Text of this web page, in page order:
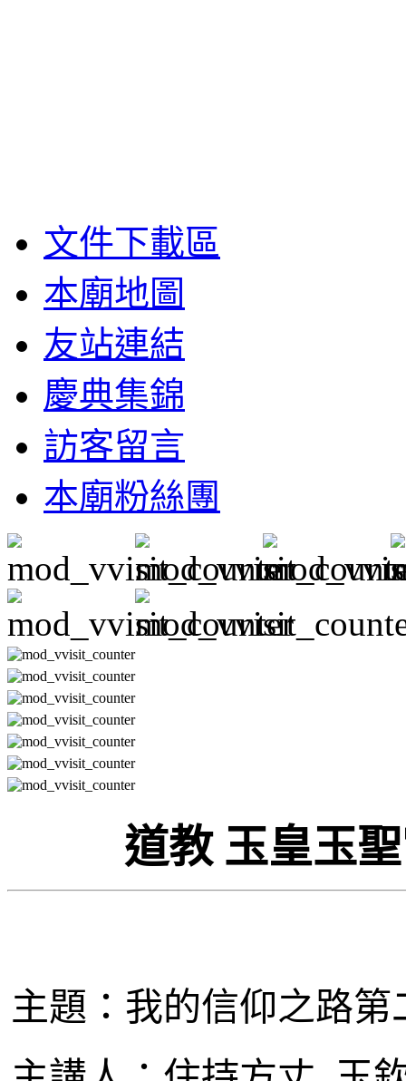
文件下載區
本廟地圖
友站連結
慶典集錦
訪客留言
本廟粉絲團
道教 玉皇玉
主題：我的信仰之路第